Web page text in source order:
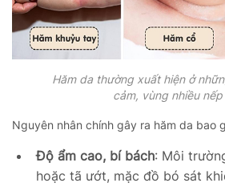
Hăm da thường xuất hiện ở
cảm, vùng nhiều
Nguyên nhân chính gây ra hăm da bao
Độ ẩm cao, bí bách: Môi
hoặc tã ướt, mặc đồ bó sát